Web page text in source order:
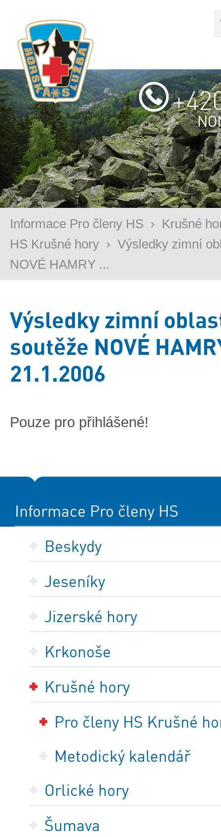
Informace Pro členy HS › Krušné
HS Krušné hory › Výsledky zimní
NOVÉ HAMRY ...
Výsledky zimní
soutěže NOVÉ
21.1.2006
Pouze pro přihlášené!
Informace Pro členy HS
Beskydy
Jeseníky
Jizerské hory
Krkonoše
Krušné hory
Pro členy HS Krušné
Metodický kalendář
Orlické hory
Šumava